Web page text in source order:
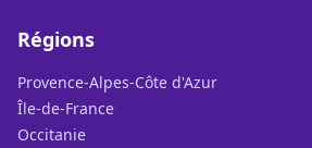
Régions
Provence-Alpes-Côte d'Azur
Île-de-France
Occitanie